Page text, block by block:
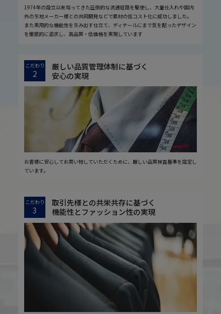
1974年の設立以来培ってきた圧倒的な流通経路を駆使し、大量仕入れや国内
外の生地メーカー様との共同開発などで素材の低コスト化に成功しました。
また実用的な機能性を生み出す仕立て、ディテールにまで気を配ったデザイン
を徹底的に追求し、高品質・低価格を実現しています
こだわり
2
厳しい品質管理体制に基づく
安心の実現
お客様に安心してお買い物していただくために、厳しい品質検査基準を設定し
ています。
こだわり
3
取引先様との共栄共存に基づく
機能性とファッション性の実現